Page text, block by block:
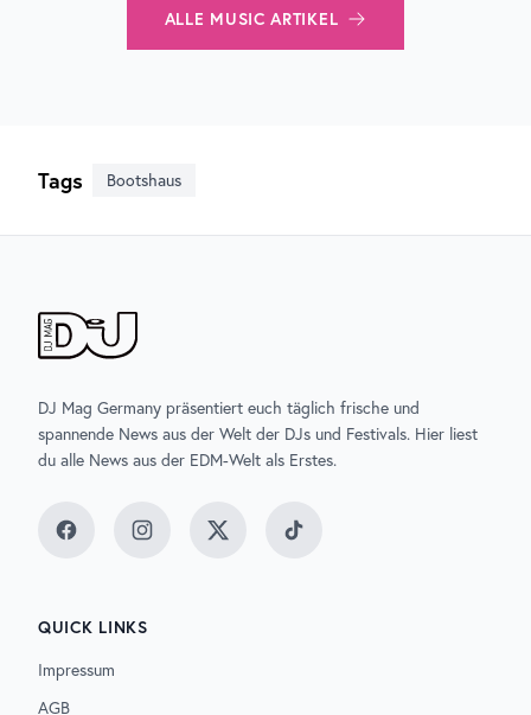
ALLE MUSIC ARTIKEL
Tags Bootshaus
DJ Mag Germany präsentiert euch täglich frische und
spannende News aus der Welt der DJs und Festivals. Hier liest
du alle News aus der EDM-Welt als Erstes.
FacebookInstagramTwitter TikTok
QUICK LINKS
Impressum
AGB